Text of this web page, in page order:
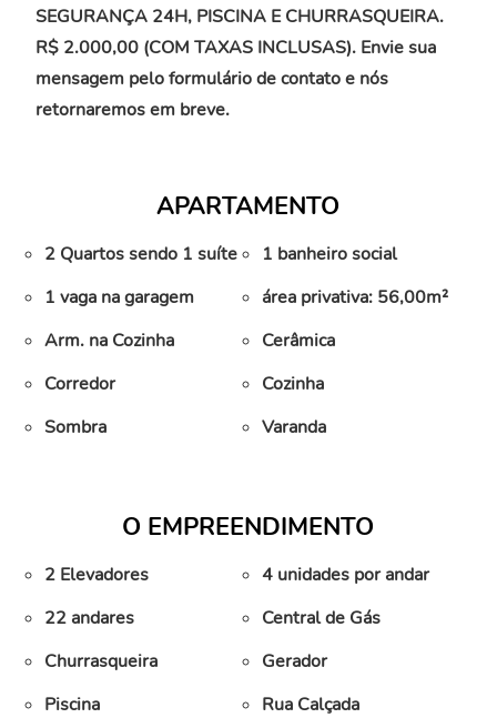
SEGURANÇA 24H, PISCINA E CHURRASQUEIRA.
R$ 2.000,00 (COM TAXAS INCLUSAS). Envie sua
mensagem pelo formulário de contato e nós
retornaremos em breve.
APARTAMENTO
2 Quartos sendo 1 suíte
1 banheiro social
1 vaga na garagem
área privativa: 56,00m²
Arm. na Cozinha
Cerâmica
Corredor
Cozinha
Sombra
Varanda
O EMPREENDIMENTO
2 Elevadores
4 unidades por andar
22 andares
Central de Gás
Churrasqueira
Gerador
Piscina
Rua Calçada